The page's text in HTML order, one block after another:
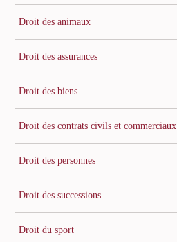
Droit des animaux
Droit des assurances
Droit des biens
Droit des contrats civils et commerciaux
Droit des personnes
Droit des successions
Droit du sport